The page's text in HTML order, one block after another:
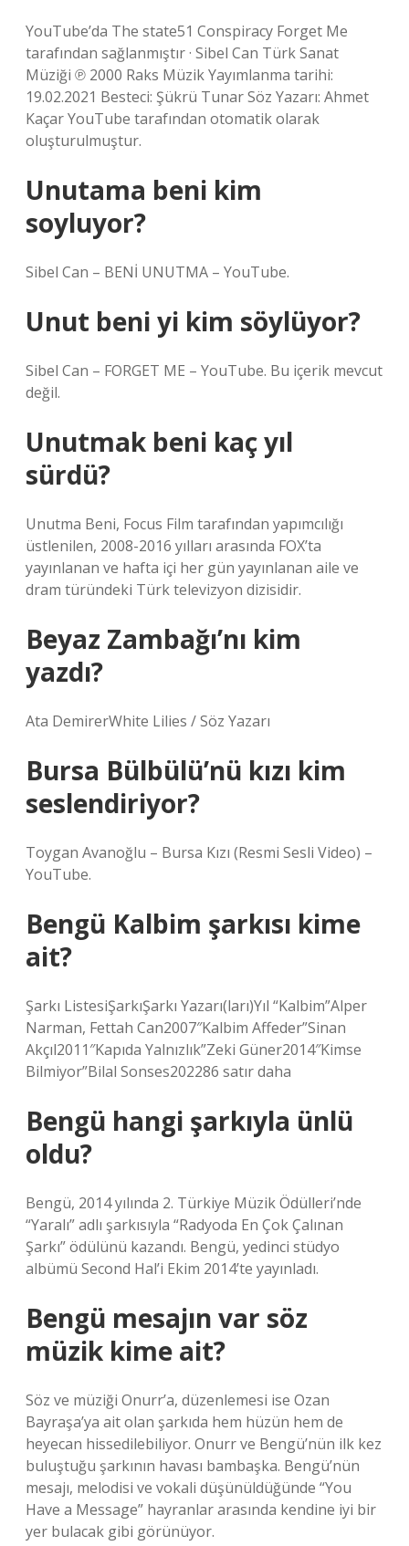
YouTube’da The state51 Conspiracy Forget Me
tarafından sağlanmıştır · Sibel Can Türk Sanat
Müziği ℗ 2000 Raks Müzik Yayımlanma tarihi:
19.02.2021 Besteci: Şükrü Tunar Söz Yazarı: Ahmet
Kaçar YouTube tarafından otomatik olarak
oluşturulmuştur.
Unutama beni kim
soyluyor?
Sibel Can – BENİ UNUTMA – YouTube.
Unut beni yi kim söylüyor?
Sibel Can – FORGET ME – YouTube. Bu içerik mevcut
değil.
Unutmak beni kaç yıl
sürdü?
Unutma Beni, Focus Film tarafından yapımcılığı
üstlenilen, 2008-2016 yılları arasında FOX’ta
yayınlanan ve hafta içi her gün yayınlanan aile ve
dram türündeki Türk televizyon dizisidir.
Beyaz Zambağı’nı kim
yazdı?
Ata DemirerWhite Lilies / Söz Yazarı
Bursa Bülbülü’nü kızı kim
seslendiriyor?
Toygan Avanoğlu – Bursa Kızı (Resmi Sesli Video) –
YouTube.
Bengü Kalbim şarkısı kime
ait?
Şarkı ListesiŞarkıŞarkı Yazarı(ları)Yıl “Kalbim”Alper
Narman, Fettah Can2007″Kalbim Affeder”Sinan
Akçıl2011″Kapıda Yalnızlık”Zeki Güner2014″Kimse
Bilmiyor”Bilal Sonses202286 satır daha
Bengü hangi şarkıyla ünlü
oldu?
Bengü, 2014 yılında 2. Türkiye Müzik Ödülleri’nde
“Yaralı” adlı şarkısıyla “Radyoda En Çok Çalınan
Şarkı” ödülünü kazandı. Bengü, yedinci stüdyo
albümü Second Hal’i Ekim 2014’te yayınladı.
Bengü mesajın var söz
müzik kime ait?
Söz ve müziği Onurr’a, düzenlemesi ise Ozan
Bayraşa’ya ait olan şarkıda hem hüzün hem de
heyecan hissedilebiliyor. Onurr ve Bengü’nün ilk kez
buluştuğu şarkının havası bambaşka. Bengü’nün
mesajı, melodisi ve vokali düşünüldüğünde “You
Have a Message” hayranlar arasında kendine iyi bir
yer bulacak gibi görünüyor.